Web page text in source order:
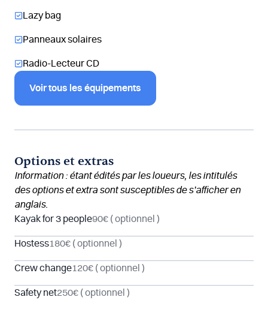
Lazy bag
Panneaux solaires
Radio-Lecteur CD
Voir tous les équipements
Options et extras
Information : étant édités par les loueurs, les intitulés
des options et extra sont susceptibles de s’afficher en
anglais.
Kayak for 3 people90€ ( optionnel )
Hostess180€ ( optionnel )
Crew change120€ ( optionnel )
Safety net250€ ( optionnel )